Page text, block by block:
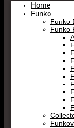
Home
Funko
Funko
Funko